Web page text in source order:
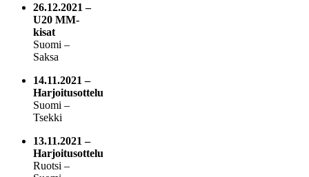
26.12.2021 –
U20 MM-
kisat
Suomi –
Saksa
14.11.2021 –
Harjoitusottelu
Suomi –
Tsekki
13.11.2021 –
Harjoitusottelu
Ruotsi –